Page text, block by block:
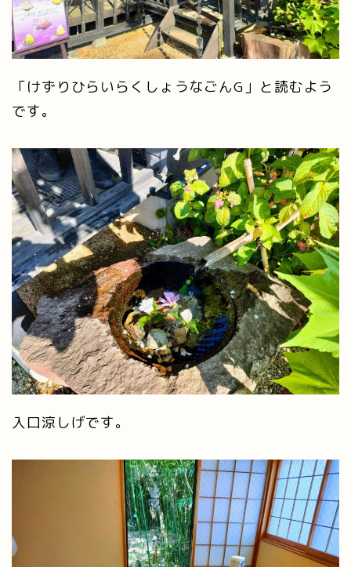
「けずりひらいらくしょうなごんG」と読むよう
です。
入口涼しげです。